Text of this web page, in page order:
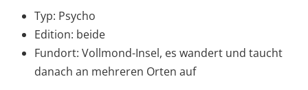
Typ: Psycho
Edition: beide
Fundort: Vollmond-Insel, es wandert und taucht
danach an mehreren Orten auf